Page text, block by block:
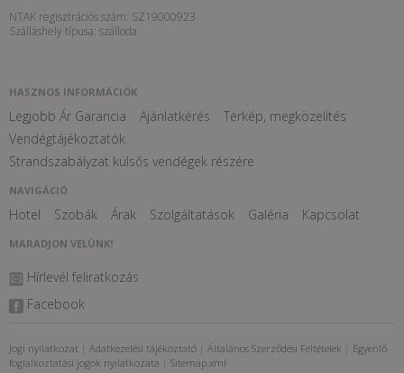
NTAK regisztrációs szám: SZ19000923
Szálláshely típusa: szálloda
HASZNOS INFORMÁCIÓK
Legjobb Ár Garancia Ajánlatkérés
Térkép, megközelítés
Vendégtájékoztatók
Strandszabályzat külsős vendégek részére
NAVIGÁCIÓ
Hotel Szobák Árak Szolgáltatások Galéria Kapcsolat
MARADJON VELÜNK!
Hírlevél feliratkozás
Facebook
Jogi nyilatkozat | Adatkezelési tájékoztató | Általános Szerződési Feltételek | Egyenlő
foglalkoztatási jogok nyilatkozata | Sitemap.xml